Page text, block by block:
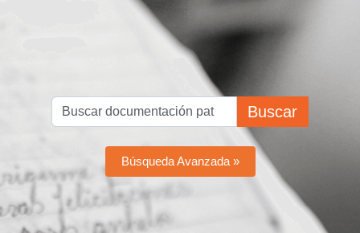
Buscar
Búsqueda Avanzada »